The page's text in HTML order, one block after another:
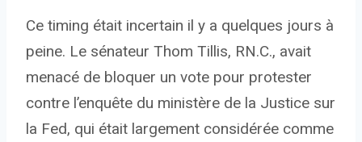
Ce timing était incertain il y a quelques jours à
peine. Le sénateur Thom Tillis, RN.C., avait
menacé de bloquer un vote pour protester
contre l’enquête du ministère de la Justice sur
la Fed, qui était largement considérée comme